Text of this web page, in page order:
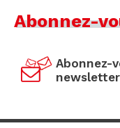
Abonnez-
Abonnez-